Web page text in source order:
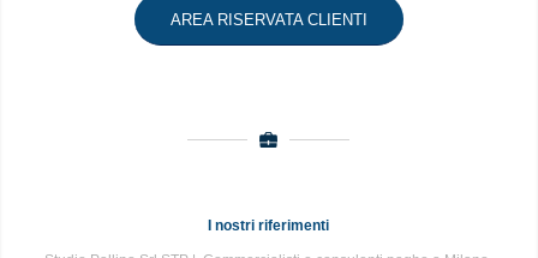
AREA RISERVATA CLIENTI
I nostri riferimenti